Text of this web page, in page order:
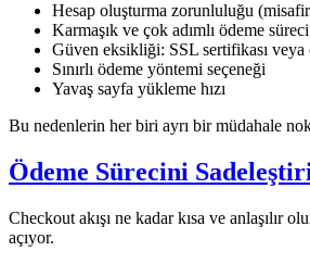
Hesap oluşturma zorunluluğu
Karmaşık ve çok adımlı ödeme süreci
Güven eksikliği: SSL sertifikası
Sınırlı ödeme yöntemi seçeneği
Yavaş sayfa yükleme hızı
Bu nedenlerin her biri ayrı bir müdahale
Ödeme Sürecini
Checkout akışı ne kadar kısa ve anlaşılır
açıyor.